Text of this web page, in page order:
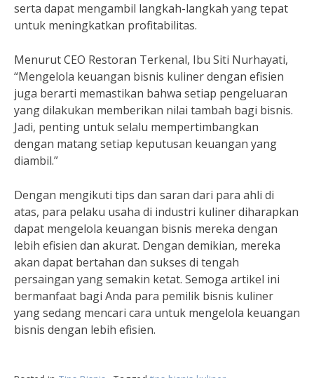
serta dapat mengambil langkah-langkah yang tepat
untuk meningkatkan profitabilitas.
Menurut CEO Restoran Terkenal, Ibu Siti Nurhayati,
“Mengelola keuangan bisnis kuliner dengan efisien
juga berarti memastikan bahwa setiap pengeluaran
yang dilakukan memberikan nilai tambah bagi bisnis.
Jadi, penting untuk selalu mempertimbangkan
dengan matang setiap keputusan keuangan yang
diambil.”
Dengan mengikuti tips dan saran dari para ahli di
atas, para pelaku usaha di industri kuliner diharapkan
dapat mengelola keuangan bisnis mereka dengan
lebih efisien dan akurat. Dengan demikian, mereka
akan dapat bertahan dan sukses di tengah
persaingan yang semakin ketat. Semoga artikel ini
bermanfaat bagi Anda para pemilik bisnis kuliner
yang sedang mencari cara untuk mengelola keuangan
bisnis dengan lebih efisien.